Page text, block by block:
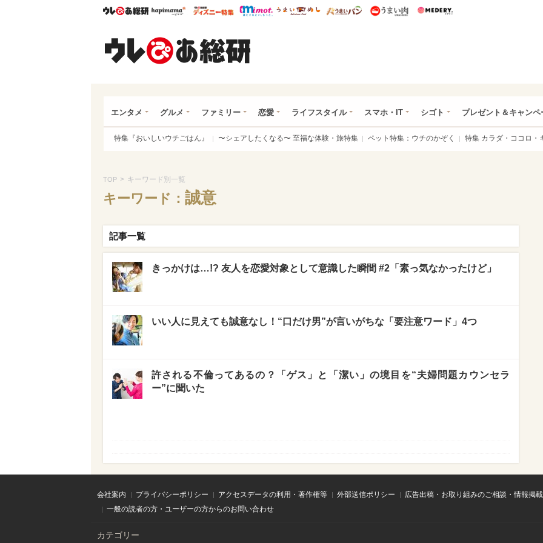
ウレぴあ総研ハピママ* ウレぴあ総研 ディズニー特集
mimot. うまいめし うまいパン うまい肉
エンタメ グルメ ファミリー 恋愛 ライフスタイル スマホ・IT シゴト プレゼント＆キャンペ
特集『おいしいウチごはん』 〜シェアしたくなる〜 至福な体験・旅特集 ペット特集：ウチのかぞく 特集 カラダ・ココロ・
TOP > キーワード別一覧
キーワード： 誠意
記事一覧
きっかけは…!? 友人を恋愛対象として意識した瞬間 #2「素っ気なかったけど」
いい人に見えても誠意なし！“口だけ男”が言いがちな「要注意ワード」4つ
許される不倫ってあるの？「ゲス」と「潔い」の境目を“夫婦問題カウンセラ
ー”に聞いた
会社案内 プライバシーポリシー アクセスデータの利用・著作権等 外部送信ポリシー
広告出稿・お取り組みのご相談・情報掲
一般の読者の方・ユーザーの方からのお問い合わせ
カテゴリー